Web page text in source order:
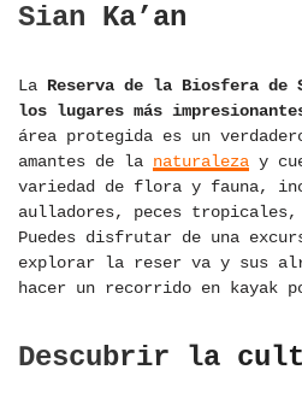
Sian Ka’an
La Reserva de la Biosfera de
los lugares más
área protegida es un
amantes de la naturaleza y
variedad de flora y fauna,
aulladores, peces tropicales,
Puedes disfrutar de una
explorar la reser va y sus
hacer un recorrido en kayak
Descubrir la